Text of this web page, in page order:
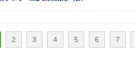
2 3 4 5 6 7